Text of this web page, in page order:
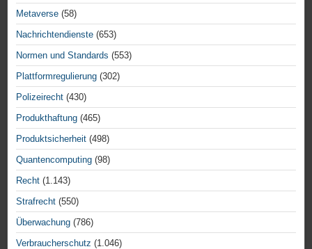
Metaverse (58)
Nachrichtendienste (653)
Normen und Standards (553)
Plattformregulierung (302)
Polizeirecht (430)
Produkthaftung (465)
Produktsicherheit (498)
Quantencomputing (98)
Recht (1.143)
Strafrecht (550)
Überwachung (786)
Verbraucherschutz (1.046)